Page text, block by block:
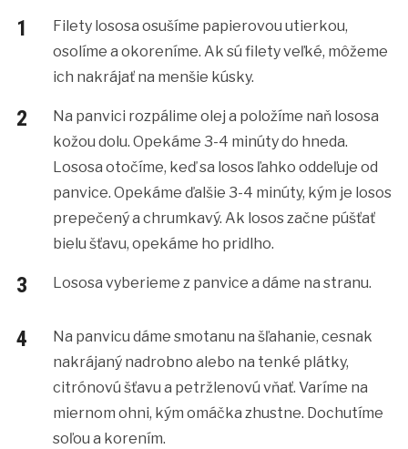
Filety lososa osušíme papierovou utierkou,
osolíme a okoreníme. Ak sú filety veľké, môžeme
ich nakrájať na menšie kúsky.
Na panvici rozpálime olej a položíme naň lososa
kožou dolu. Opekáme 3-4 minúty do hneda.
Lososa otočíme, keď sa losos ľahko oddeľuje od
panvice. Opekáme ďalšie 3-4 minúty, kým je losos
prepečený a chrumkavý. Ak losos začne púšťať
bielu šťavu, opekáme ho pridlho.
Lososa vyberieme z panvice a dáme na stranu.
Na panvicu dáme smotanu na šľahanie, cesnak
nakrájaný nadrobno alebo na tenké plátky,
citrónovú šťavu a petržlenovú vňať. Varíme na
miernom ohni, kým omáčka zhustne. Dochutíme
soľou a korením.